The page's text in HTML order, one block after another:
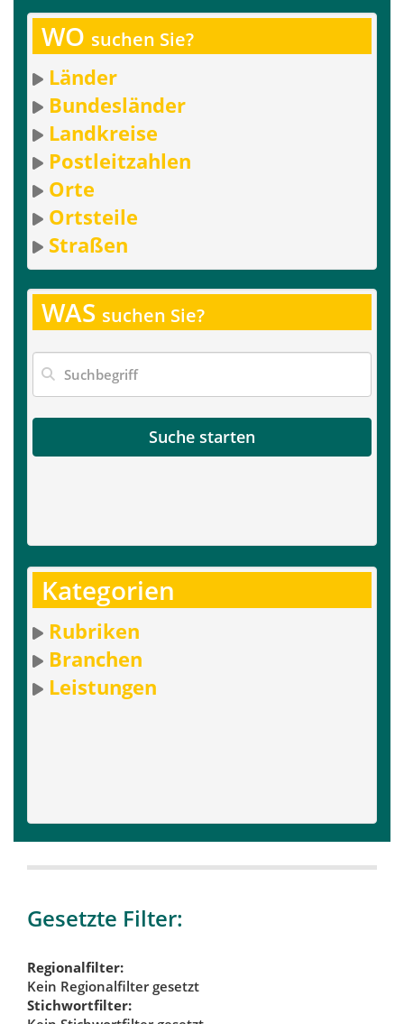
WO suchen Sie?
Länder
Bundesländer
Landkreise
Postleitzahlen
Orte
Ortsteile
Straßen
WAS suchen Sie?
Suche starten
Kategorien
Rubriken
Branchen
Leistungen
Gesetzte Filter:
Regionalfilter:
Kein Regionalfilter gesetzt
Stichwortfilter: